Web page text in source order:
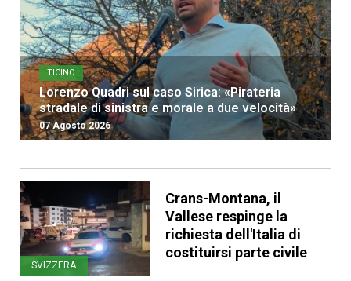
TICINO
Lorenzo Quadri sul caso Sirica: «Pirateria
stradale di sinistra e morale a due velocità»
07 Agosto 2026
SVIZZERA
Crans-Montana, il
Vallese respinge la
richiesta dell'Italia di
costituirsi parte civile